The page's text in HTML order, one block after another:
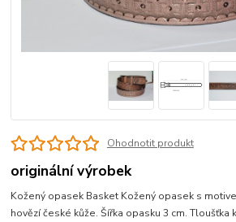
Ohodnotit produkt
originální výrobek
Kožený opasek Basket Kožený opasek s
hovězí české kůže. Šířka opasku 3 cm. Tloušťka